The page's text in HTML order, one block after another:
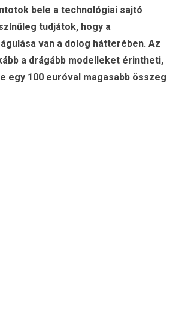
bele a technológiai sajtó
tudjátok, hogy a
van a dolog hátterében. Az
a drágább modelleket érintheti,
egy 100 euróval magasabb összeg